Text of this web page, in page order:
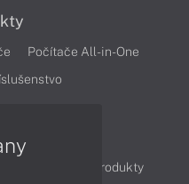
Počítače All-in-One
Produkty